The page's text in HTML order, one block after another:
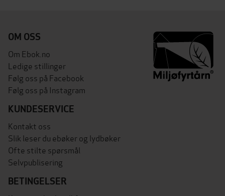
OM OSS
Om Ebok.no
Ledige stillinger
Følg oss på Facebook
Følg oss på Instagram
KUNDESERVICE
Kontakt oss
Slik leser du ebøker og lydbøker
Ofte stilte spørsmål
Selvpublisering
BETINGELSER